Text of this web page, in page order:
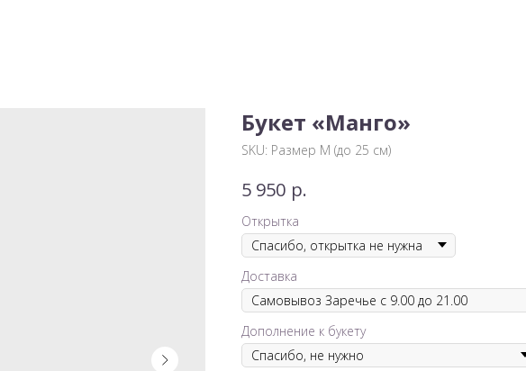
Букет «Манго»
SKU: Размер М (до 25 см)
5 950 р.
Открытка
Доставка
Дополнение к букету